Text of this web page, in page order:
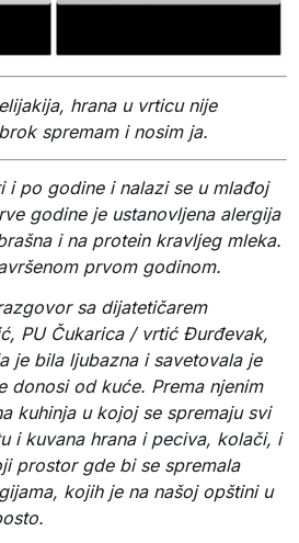
hrana u vrticu nije
spremam i nosim ja.
i po godine i nalazi se u mlađoj
godine je ustanovljena alergija
i na protein kravljeg mleka.
prvom godinom.
sa dijatetičarem
PU Čukarica / vrtić Đurđevak,
je bila ljubazna i savetovala je
donosi od kuće. Prema njenim
kuhinja u kojoj se spremaju svi
i kuvana hrana i peciva, kolači, i
prostor gde bi se spremala
kojih je na našoj opštini u